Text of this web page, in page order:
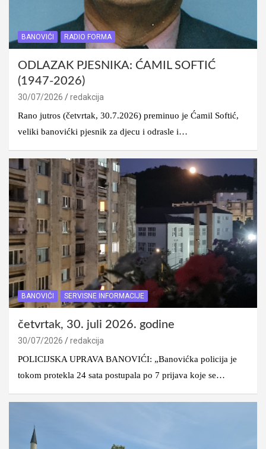
BANOVIĆI RADIO FORMA
ODLAZAK PJESNIKA: ĆAMIL SOFTIĆ
(1947-2026)
30/07/2026
redakcija
Rano jutros (četvrtak, 30.7.2026) preminuo je Ćamil Softić,
veliki banovićki pjesnik za djecu i odrasle i…
BANOVIĆI SERVISNE INFORMACIJE
četvrtak, 30. juli 2026. godine
30/07/2026
redakcija
POLICIJSKA UPRAVA BANOVIĆI: „Banovićka policija je
tokom protekla 24 sata postupala po 7 prijava koje se…